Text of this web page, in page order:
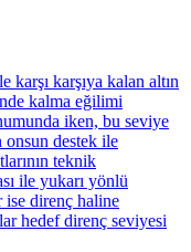
karşı karşıya kalan altın
kalma eğilimi
iken, bu seviye
onsun destek ile
teknik
ile yukarı yönlü
direnç haline
hedef direnç seviyesi